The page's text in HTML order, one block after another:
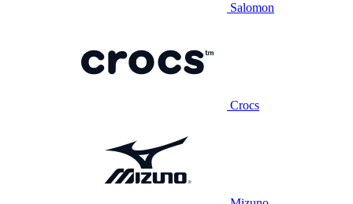
Salomon
Crocs